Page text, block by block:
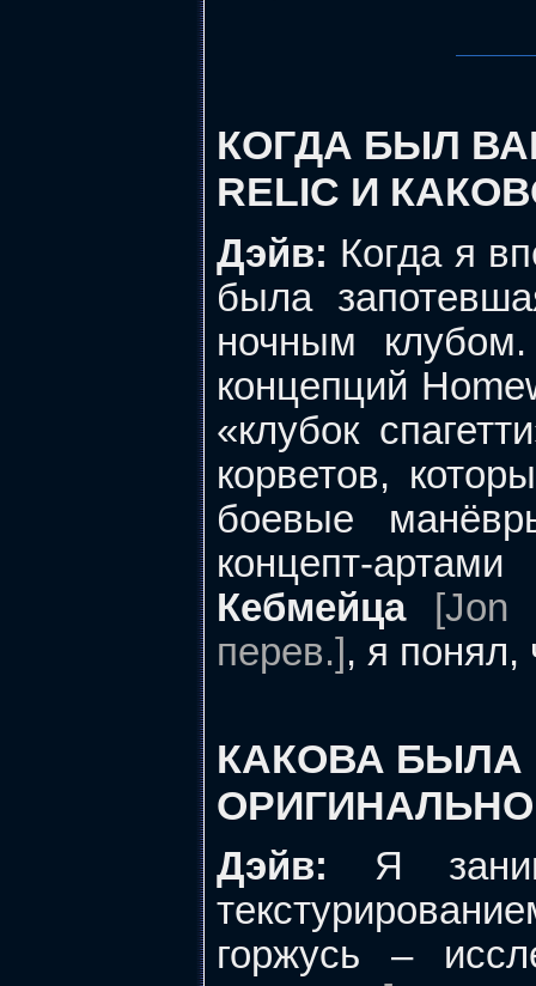
КОГДА БЫЛ
RELIC И
Дэйв: Когда я
была
ночным
концепций
«клубок
корветов,
боевые
концепт-
Кебмейца
[Jon
перев.] , я
КАКОВА БЫЛА
Дэйв: Я
горжусь –